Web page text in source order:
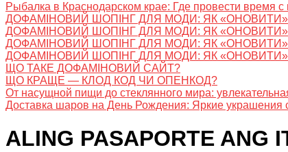
Рыбалка в Краснодарском крае: Где провести время с
ДОФАМІНОВИЙ ШОПІНГ ДЛЯ МОДИ: ЯК
ДОФАМІНОВИЙ ШОПІНГ ДЛЯ МОДИ: ЯК
ДОФАМІНОВИЙ ШОПІНГ ДЛЯ МОДИ: ЯК
ДОФАМІНОВИЙ ШОПІНГ ДЛЯ МОДИ: ЯК
ЩО ТАКЕ ДОФАМІНОВИЙ САЙТ?
ЩО КРАЩЕ — КЛОД КОД ЧИ ОПЕНКОД?
От насущной пищи до стеклянного мира:
Доставка шаров на День Рождения: Яркие украшения
ALING PASAPORTE ANG